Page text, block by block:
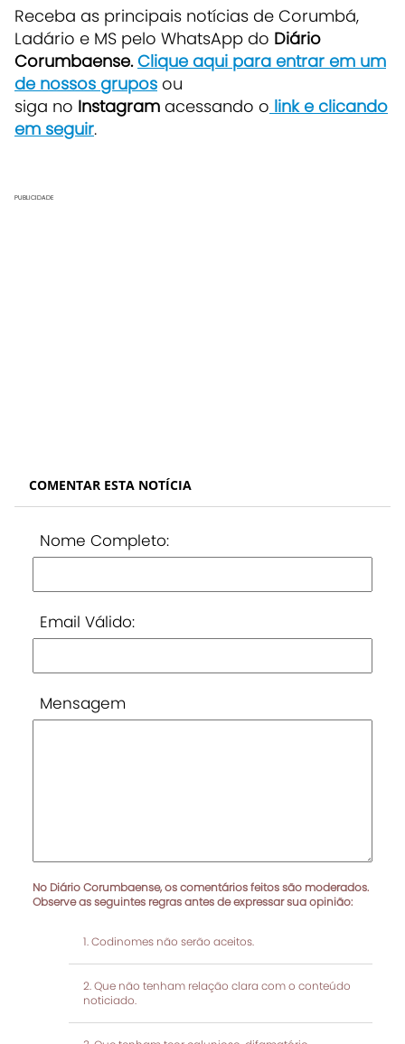
Receba as principais notícias de Corumbá,
Ladário e MS pelo WhatsApp do Diário
Corumbaense.Clique aqui para entrar em um
de nossos grupos ou
siga no Instagram acessando o link e clicando
em seguir.
PUBLICIDADE
COMENTAR ESTA NOTÍCIA
Nome Completo:
Email Válido:
Mensagem
No Diário Corumbaense, os comentários feitos são moderados.
Observe as seguintes regras antes de expressar sua opinião:
Codinomes não serão aceitos.
Que não tenham relação clara com o conteúdo
noticiado.